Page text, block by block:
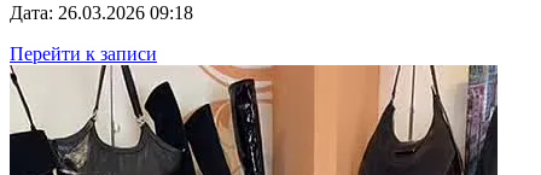
Дата: 26.03.2026 09:18
Перейти к записи